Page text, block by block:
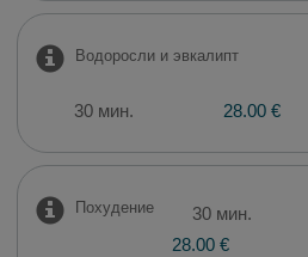
Водоросли и эвкалипт
30 мин. 28.00 €
Похудение
30 мин.
28.00 €